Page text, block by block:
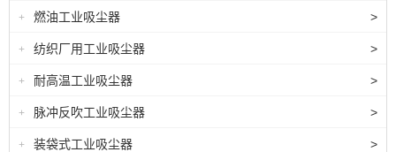
+ 燃油工业吸尘器 >
+ 纺织厂用工业吸尘器 >
+ 耐高温工业吸尘器 >
+ 脉冲反吹工业吸尘器 >
+ 装袋式工业吸尘器 >